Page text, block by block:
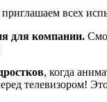
всех
для компании.
, когда
телевизором!